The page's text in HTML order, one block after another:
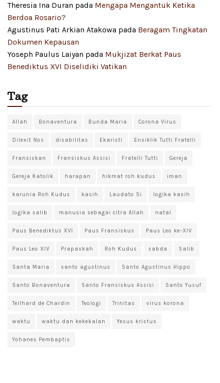
Theresia Ina Duran pada Mengapa Mengantuk Ketika
Berdoa Rosario?
Agustinus Pati Arkian Atakowa pada Beragam Tingkatan
Dokumen Kepausan
Yoseph Paulus Laiyan pada Mukjizat Berkat Paus
Benediktus XVI Diselidiki Vatikan
Tag
Allah Bonaventura Bunda Maria Corona Virus
Dilexit Nos disabilitas Ekaristi Ensiklik Tutti Fratelli
Fransiskan Fransiskus Assisi Fratelli Tutti Gereja
Gereja Katolik harapan hikmat roh kudus iman
karunia Roh Kudus kasih Laudato Si logika kasih
logika salib manusia sebagai citra Allah natal
Paus Benediktus XVI Paus Fransiskus Paus Leo ke-XIV
Paus Leo XIV Prapaskah Roh Kudus sabda Salib
Santa Maria santo agustinus Santo Agustinus Hippo
Santo Bonaventura Santo Fransiskus Assisi Santo Yusuf
Teilhard de Chardin Teologi Trinitas virus korona
waktu waktu dan kekekalan Yesus kristus
Yohanes Pembaptis